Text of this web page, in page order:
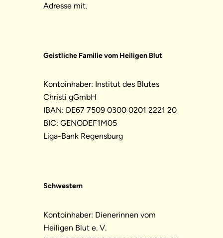
Adresse mit.
Geistliche Familie vom Heiligen Blut
Kontoinhaber: Institut des Blutes
Christi gGmbH
IBAN: DE67 7509 0300 0201 2221 20
BIC: GENODEF1M05
Liga-Bank Regensburg
Schwestern
Kontoinhaber: Dienerinnen vom
Heiligen Blut e. V.